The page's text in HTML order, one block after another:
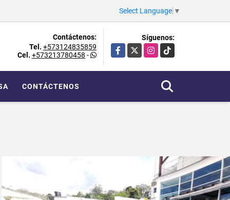
Select Language ▼
Contáctenos:
Tel. +573124835859
Cel. +573213780458 -
Síguenos:
Facebook
X Instagram
TikTok
CONTÁCTENOS